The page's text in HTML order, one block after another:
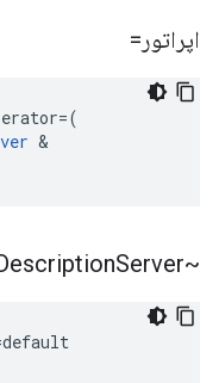
اپراتور=
=(
&
~Device
Server